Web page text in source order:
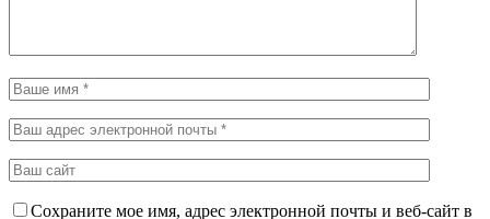
Сохраните мое имя, адрес электронной почты и веб-сайт в